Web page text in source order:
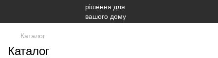
Каталог
Каталог